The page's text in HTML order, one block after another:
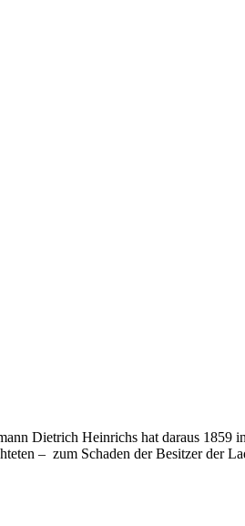
Dietrich Heinrichs hat daraus 1859
– zum Schaden der Besitzer der